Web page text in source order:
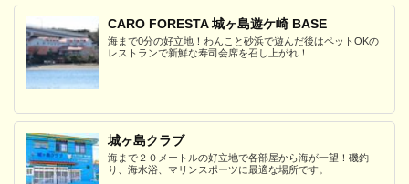
CARO FORESTA 城ヶ島遊ケ崎 BASE
海まで0分の好立地！わんこと砂浜で遊んだ後はペットOKの
レストランで新鮮な寿司会席を召し上がれ！
城ヶ島クラブ
海まで２０メートルの好立地で各部屋から海が一望！磯釣
り、海水浴、マリンスポーツに最適な場所です。